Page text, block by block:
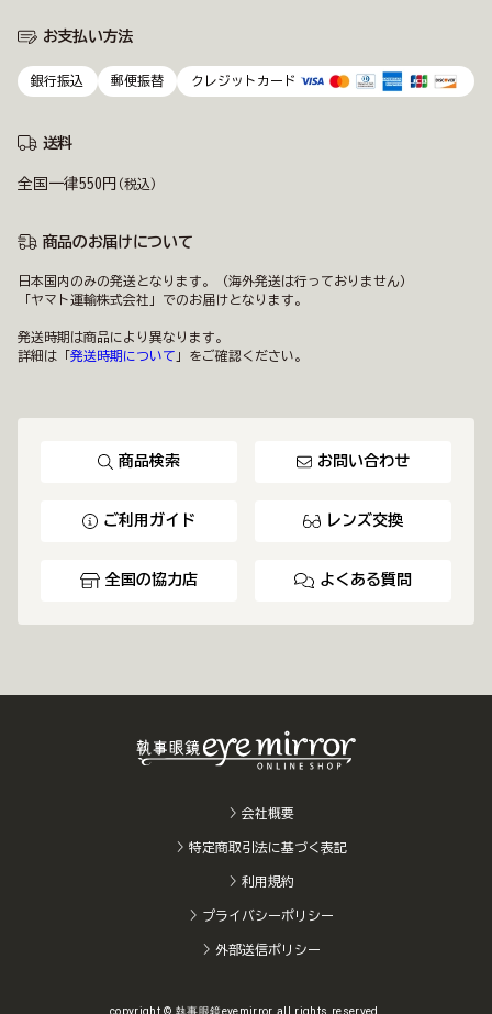
お支払い方法
銀行振込 郵便振替 クレジットカード
送料
全国一律550円 (税込)
商品のお届けについて
日本国内のみの発送となります。（海外発送は行っておりません）
「ヤマト運輸株式会社」でのお届けとなります。
発送時期は商品により異なります。
詳細は「 発送時期について 」をご確認ください。
商品検索 お問い合わせ
ご利用ガイド レンズ交換
全国の協力店 よくある質問
会社概要
特定商取引法に基づく表記
利用規約
プライバシーポリシー
外部送信ポリシー